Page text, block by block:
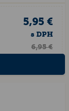
5,95 €
s DPH
6,95 €